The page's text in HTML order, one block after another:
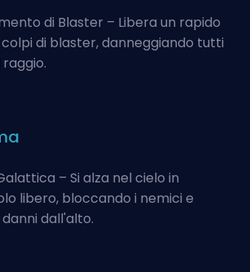
di Blaster – Libera un rapido
di blaster, danneggiando tutti
– Si alza nel cielo in
libero, bloccando i nemici e
dall'alto.